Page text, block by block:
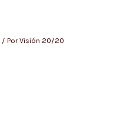
/ PorVisión 20/20